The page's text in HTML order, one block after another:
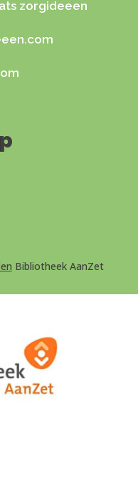
zorgideeen
Bibliotheek AanZet